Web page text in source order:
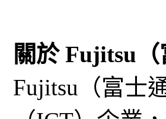
關於 Fujitsu
Fujitsu（富士